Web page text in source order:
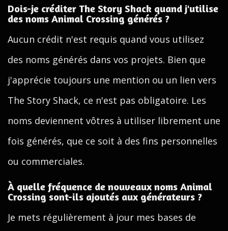
Dois-je créditer The Story Shack quand j'utilise
des noms Animal Crossing générés ?
Aucun crédit n'est requis quand vous utilisez
des noms générés dans vos projets. Bien que
j'apprécie toujours une mention ou un lien vers
The Story Shack, ce n'est pas obligatoire. Les
noms deviennent vôtres à utiliser librement une
fois générés, que ce soit à des fins personnelles
ou commerciales.
À quelle fréquence de nouveaux noms Animal
Crossing sont-ils ajoutés aux générateurs ?
Je mets régulièrement à jour mes bases de